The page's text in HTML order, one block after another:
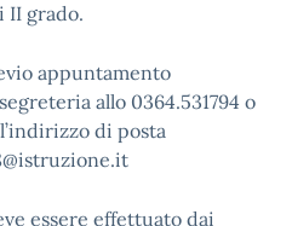
II grado.
appuntamento
allo 0364.531794 o
di posta
essere effettuato dai